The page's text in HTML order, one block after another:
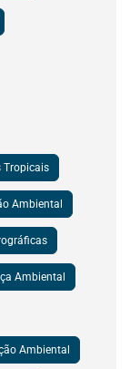
Tropicais
Ambiental
Ambiental
Ambiental